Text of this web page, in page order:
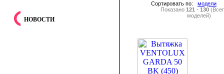
НОВОСТИ
Сортировать по: модели
Показано 121 - 130
моделей)